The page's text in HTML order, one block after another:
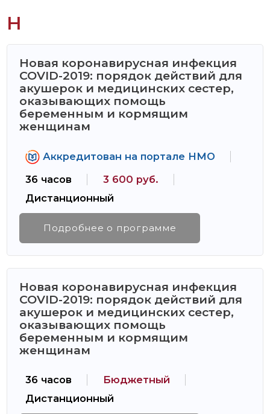
Н
Новая коронавирусная инфекция
COVID-2019: порядок действий для
акушерок и медицинских сестер,
оказывающих помощь
беременным и кормящим
женщинам
Аккредитован на портале НМО
36 часов
3 600 руб.
Дистанционный
Подробнее о программе
Новая коронавирусная инфекция
COVID-2019: порядок действий для
акушерок и медицинских сестер,
оказывающих помощь
беременным и кормящим
женщинам
36 часов
Бюджетный
Дистанционный